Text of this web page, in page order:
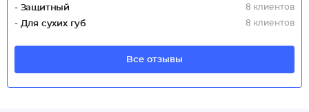
- Защитный 8 клиентов
- Для сухих губ 8 клиентов
Все отзывы